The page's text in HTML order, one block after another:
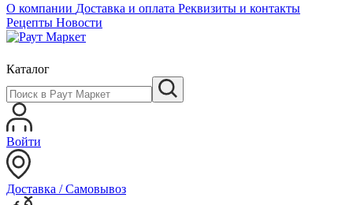
О компании Доставка и оплата Реквизиты и контакты
Рецепты Новости
Каталог
Войти
Доставка / Самовывоз